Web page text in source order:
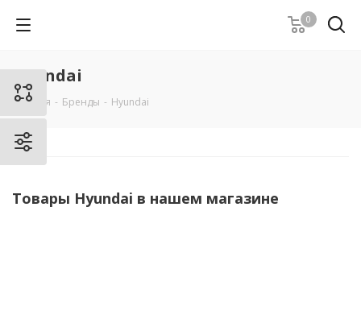
0
Hyundai
Главная - Бренды - Hyundai
Товары Hyundai в нашем магазине